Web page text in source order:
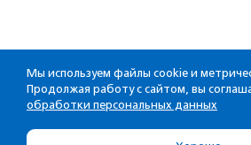
Мы используем файлы cookie и
Продолжая работу с сайтом, вы
обработки персональных данных